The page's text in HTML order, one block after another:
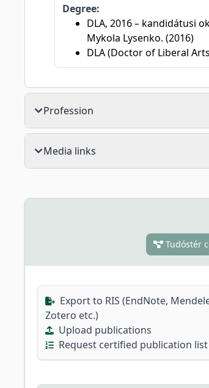
Degree:
DLA, 2016 – kandidátusi
Mykola Lysenko. (2016)
DLA (Doctor of Liberal
Profession
Media links
Tudóstér
Export to RIS (EndNote,
Zotero etc.)
Upload publications
Request certified publication list